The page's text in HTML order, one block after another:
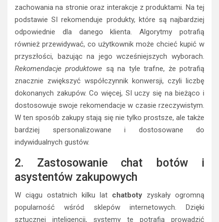
zachowania na stronie oraz interakcje z produktami. Na tej
podstawie SI rekomenduje produkty, które są najbardziej
odpowiednie dla danego klienta. Algorytmy potrafią
również przewidywać, co użytkownik może chcieć kupić w
przyszłości, bazując na jego wcześniejszych wyborach.
Rekomendacje produktowe są na tyle trafne, że potrafią
znacznie zwiększyć współczynnik konwersji, czyli liczbę
dokonanych zakupów. Co więcej, SI uczy się na bieżąco i
dostosowuje swoje rekomendacje w czasie rzeczywistym.
W ten sposób zakupy stają się nie tylko prostsze, ale także
bardziej spersonalizowane i dostosowane do
indywidualnych gustów.
2. Zastosowanie chat botów i
asystentów zakupowych
W ciągu ostatnich kilku lat chatboty zyskały ogromną
popularność wśród sklepów internetowych. Dzięki
sztucznej inteligencji, systemy te potrafią prowadzić